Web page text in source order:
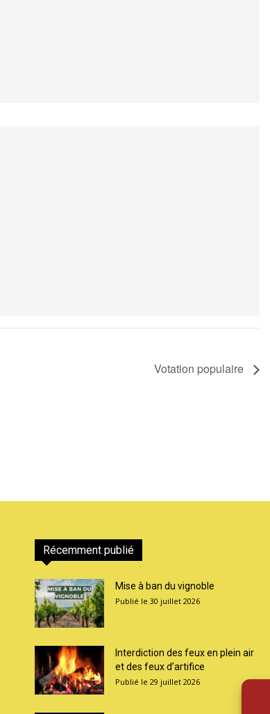
Votation populaire
Récemment publié
Mise à ban du vignoble
30 juillet 2026
Interdiction des feux en plein air
et des feux d’artifice
29 juillet 2026